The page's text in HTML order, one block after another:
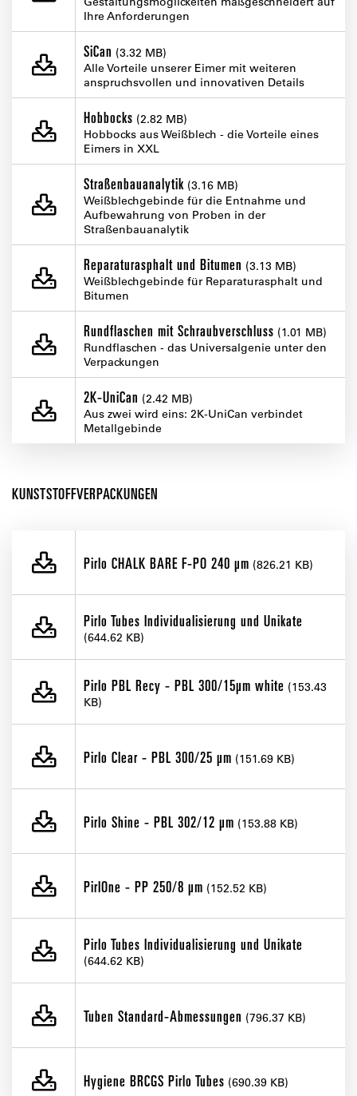
Ihre Anforderungen
SiCan (3.32 MB)
Alle Vorteile unserer Eimer mit weiteren
anspruchsvollen und innovativen Details
Hobbocks (2.82 MB)
Hobbocks aus Weißblech - die Vorteile eines
Eimers in XXL
Straßenbauanalytik (3.16 MB)
Weißblechgebinde für die Entnahme und
Aufbewahrung von Proben in der
Straßenbauanalytik
Reparaturasphalt und Bitumen (3.13 MB)
Weißblechgebinde für Reparaturasphalt und
Bitumen
Rundflaschen mit Schraubverschluss (1.01 MB)
Rundflaschen - das Universalgenie unter den
Verpackungen
2K-UniCan (2.42 MB)
Aus zwei wird eins: 2K-UniCan verbindet
Metallgebinde
KUNSTSTOFFVERPACKUNGEN
Pirlo CHALK BARE F-PO 240 µm (826.21 KB)
Pirlo Tubes Individualisierung und Unikate
(644.62 KB)
Pirlo PBL Recy - PBL 300/15µm white (153.43
KB)
Pirlo Clear - PBL 300/25 µm (151.69 KB)
Pirlo Shine - PBL 302/12 µm (153.88 KB)
PirlOne - PP 250/8 µm (152.52 KB)
Pirlo Tubes Individualisierung und Unikate
(644.62 KB)
Tuben Standard-Abmessungen (796.37 KB)
Hygiene BRCGS Pirlo Tubes (690.39 KB)